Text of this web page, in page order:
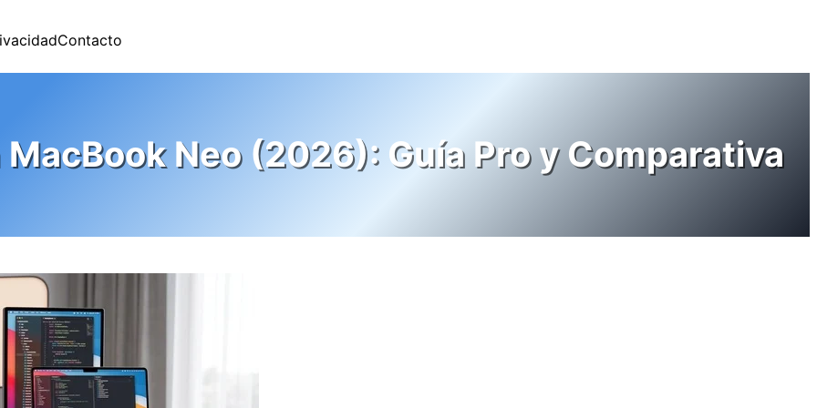
Contacto
Neo (2026): Guía Pro y Comparativa